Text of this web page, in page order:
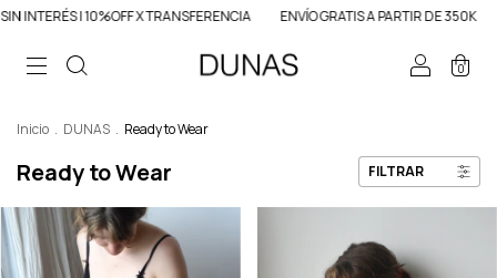
X TRANSFERENCIA ENVÍO GRATIS A PARTIR DE 350K 3 CUOTAS SIN
0
Inicio . DUNAS . Ready to Wear
Ready to Wear FILTRAR